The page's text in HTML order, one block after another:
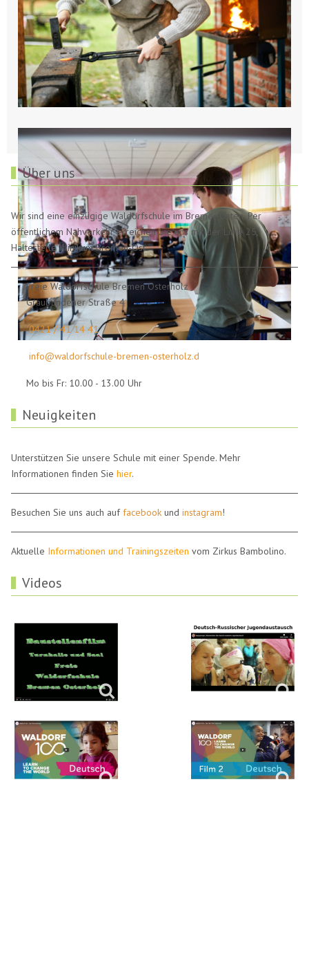
Über uns
Wir sind eine einzügige Waldorfschule im Bremer Osten. Per
öffentlichem Nahverkehr erreichen Sie uns mit der Linie 25,
Haltestelle Klinikum Bremen-Ost.
Freie Waldorfschule Bremen Osterholz
Graubündener Straße 4
0421 / 41 14 41
info@waldorfschule-bremen-osterholz.d
Mo bis Fr: 10.00 - 13.00 Uhr
Neuigkeiten
Unterstützen Sie unsere Schule mit einer Spende. Mehr
Informationen finden Siehier.
Besuchen Sie uns auch auffacebook undinstagram!
Aktuelle Informationen und Trainingszeiten vom Zirkus Bambolino.
Videos